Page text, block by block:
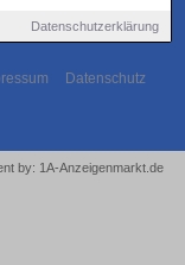
Datenschutzerklärung
Datenschutz
by: 1A-Anzeigenmarkt.de